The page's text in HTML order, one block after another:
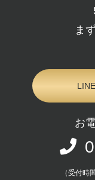
ま
お
（受付時